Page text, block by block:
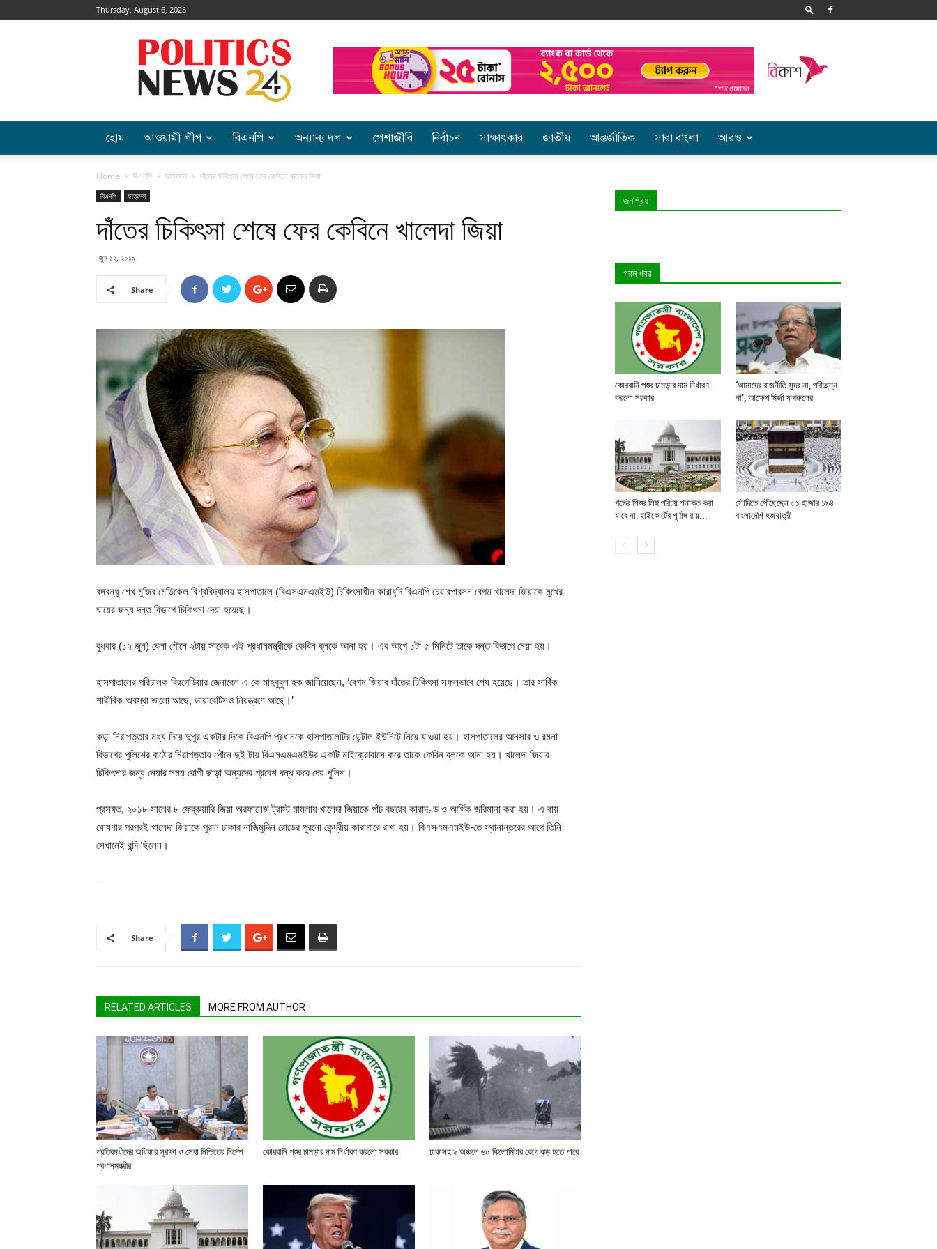
Thursday, August 6, 2026
Politics
হোম আওয়ামী লীগ বিএনপি অন্যান্য দল পেশাজীবি নির্বাচন সাক্ষাৎকার জাতীয় আন্তর্জাতিক সারা বাংলা আরও
Home বিএনপি ছাত্রদল দাঁতের চিকিৎসা শেষে ফের কেবিনে খালেদা জিয়া
বিএনপি ছাত্রদল
দাঁতের চিকিৎসা শেষে ফের কেবিনে খালেদা জিয়া
জুন ১২, ২০১৯
Share
বঙ্গবন্ধু শেখ মুজিব মেডিকেল বিশ্ববিদ্যালয় হাসপাতালে (বিএসএমএমইউ) চিকিৎসাধীন কারাবন্দি বিএনপি চেয়ারপারসন বেগম খালেদা জিয়াকে মুখের
ঘায়ের জন্য দন্ত বিভাগে চিকিৎসা দেয়া হয়েছে।
বুধবার (১২ জুন) বেলা পৌনে ২টায় সাবেক এই প্রধানমন্ত্রীকে কেবিন ব্লকে আনা হয়। এর আগে ১টা ৫ মিনিটে তাকে দন্ত বিভাগে নেয়া হয়।
হাসপাতালের পরিচালক ব্রিগেডিয়ার জেনারেল এ কে মাহবুবুল হক জানিয়েছেন, ‘বেগম জিয়ার দাঁতের চিকিৎসা সফলভাবে শেষ হয়েছে। তার সার্বিক
শারীরিক অবস্থা ভালো আছে, ডায়াবেটিসও নিয়ন্ত্রণে আছে।’
কড়া নিরাপত্তার মধ্য দিয়ে দুপুর একটার দিকে বিএনপি প্রধানকে হাসপাতালটির ডেন্টাল ইউনিটে নিয়ে যাওয়া হয়। হাসপাতালের আনসার ও রমনা
বিভাগের পুলিশের কঠোর নিরাপত্তায় পৌনে দুই টায় বিএসএমএমইউর একটি মাইক্রোবাসে করে তাকে কেবিন ব্লকে আনা হয়। খালেদা জিয়ার
চিকিৎসার জন্য নেয়ার সময় রোগী ছাড়া অন্যদের প্রবেশ বন্ধ করে দেয় পুলিশ।
প্রসঙ্গত, ২০১৮ সালের ৮ ফেব্রুয়ারি জিয়া অরফানেজ ট্রাস্ট মামলায় খালেদা জিয়াকে পাঁচ বছরের কারাদণ্ড ও আর্থিক জরিমানা করা হয়। এ রায়
ঘোষণার পরপরই খালেদা জিয়াকে পুরান ঢাকার নাজিমুদ্দিন রোডের পুরনো কেন্দ্রীয় কারাগারে রাখা হয়। বিএসএমএমইউ-তে স্থানান্তরের আগে তিনি
সেখানেই বন্দি ছিলেন।
Share
RELATED ARTICLES MORE FROM AUTHOR
প্রতিবন্ধীদের অধিকার সুরক্ষা ও সেবা নিশ্চিতের নির্দেশ
প্রধানমন্ত্রীর
কোরবানি পশুর চামড়ার দাম নির্ধারণ করলো সরকার ঢাকাসহ ৯ অঞ্চলে ৬০ কিলোমিটার বেগে ঝড় হতে পারে
জনপ্রিয়
গরম খবর
কোরবানি পশুর চামড়ার দাম নির্ধারণ
করলো সরকার
‘আমাদের রাজনীতি সুন্দর না, পরিচ্ছন্ন
না’, আক্ষেপ মির্জা ফখরুলের
গর্ভের শিশুর লিঙ্গ পরিচয় শনাক্ত করা
যাবে না: হাইকোর্টের পূর্ণাঙ্গ রায়...
সৌদিতে পৌঁছেছেন ৫১ হাজার ১৯৪
বাংলাদেশি হজযাত্রী